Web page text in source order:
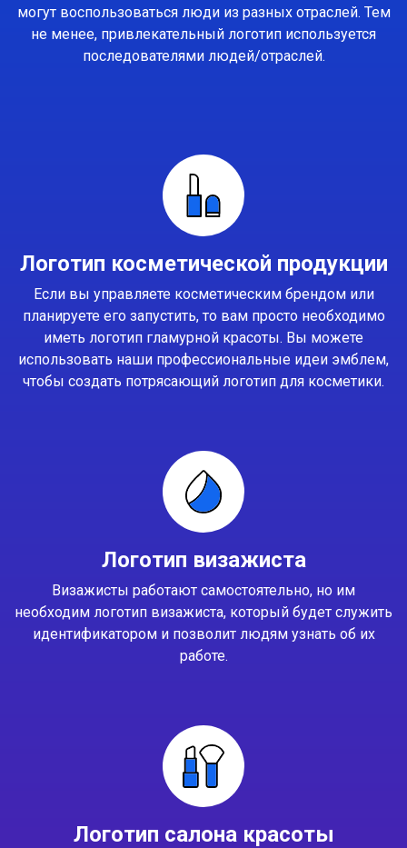
могут воспользоваться люди из разных отраслей. Тем
не менее, привлекательный логотип используется
последователями людей/отраслей.
Логотип косметической продукции
Если вы управляете косметическим брендом или
планируете его запустить, то вам просто необходимо
иметь логотип гламурной красоты. Вы можете
использовать наши профессиональные идеи эмблем,
чтобы создать потрясающий логотип для косметики.
Логотип визажиста
Визажисты работают самостоятельно, но им
необходим логотип визажиста, который будет служить
идентификатором и позволит людям узнать об их
работе.
Логотип салона красоты